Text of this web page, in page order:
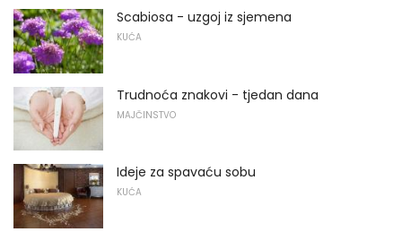
Scabiosa - uzgoj iz sjemena
KUĆA
Trudnoća znakovi - tjedan dana
MAJČINSTVO
Ideje za spavaću sobu
KUĆA